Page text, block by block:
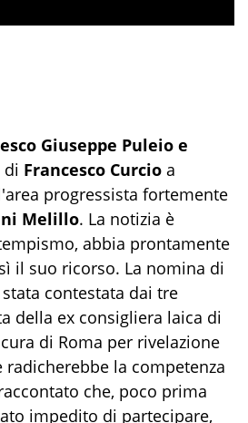
Giuseppe Puleio e
Francesco Curcio a
progressista fortemente
Melillo. La notizia è
abbia prontamente
il suo ricorso. La nomina di
contestata dai tre
della ex consigliera laica di
di Roma per rivelazione
la competenza
che, poco prima
impedito di partecipare,